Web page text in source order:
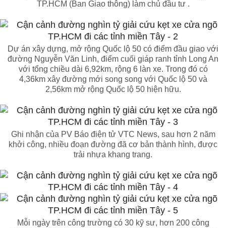
TP.HCM (Ban Giao thông) làm chủ đầu tư .
Dự án xây dựng, mở rộng Quốc lộ 50 có điểm đầu giao với
đường Nguyễn Văn Linh, điểm cuối giáp ranh tỉnh Long An
với tổng chiều dài 6,92km, rộng 6 làn xe. Trong đó có
4,36km xây đường mới song song với Quốc lộ 50 và
2,56km mở rộng Quốc lộ 50 hiện hữu.
Ghi nhận của PV Báo điện tử VTC News, sau hơn 2 năm
khởi công, nhiều đoạn đường đã cơ bản thành hình, được
trải nhựa khang trang.
Mỗi ngày trên công trường có 30 kỹ sư, hơn 200 công